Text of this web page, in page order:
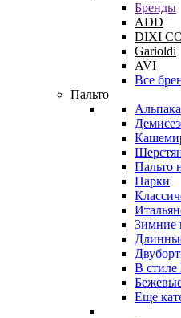
Бренды
ADD
DIXI
Garioldi
AVI
Все
Пальто
Альпака
Пальто
Парки
Зимние
В стиле
Еще